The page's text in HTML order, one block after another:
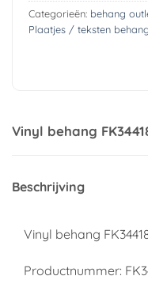
Categorieën: behang
Plaatjes / teksten behang
Vinyl behang
Beschrijving
Vinyl behang
Productnummer: